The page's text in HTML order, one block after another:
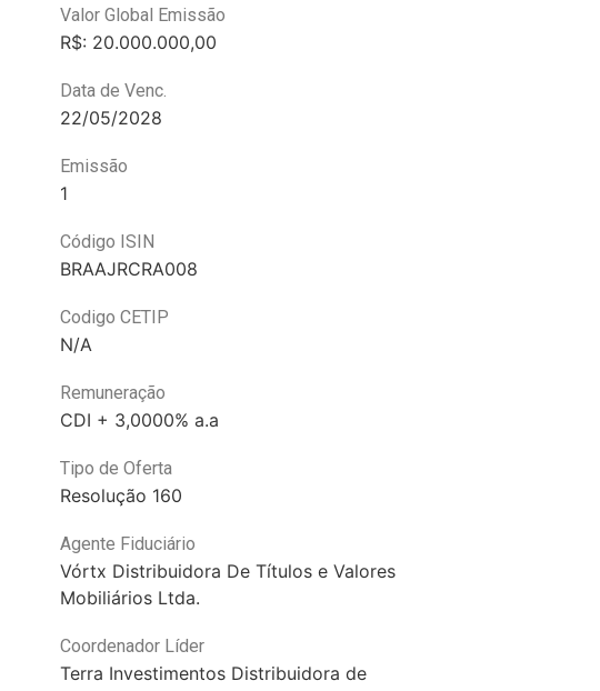
Valor Global Emissão
R$: 20.000.000,00
Data de Venc.
22/05/2028
Emissão
1
Código ISIN
BRAAJRCRA008
Codigo CETIP
N/A
Remuneração
CDI + 3,0000% a.a
Tipo de Oferta
Resolução 160
Agente Fiduciário
Vórtx Distribuidora De Títulos e Valores
Mobiliários Ltda.
Coordenador Líder
Terra Investimentos Distribuidora de